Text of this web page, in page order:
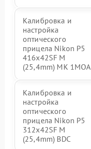
Калибровка и
настройка
оптического
прицела Nikon P5
416x42SF M
(25,4mm) MK 1MOA
Калибровка и
настройка
оптического
прицела Nikon P5
312x42SF M
(25,4mm) BDC